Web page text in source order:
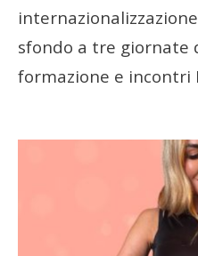
sfondo a tre giornate
formazione e incontri